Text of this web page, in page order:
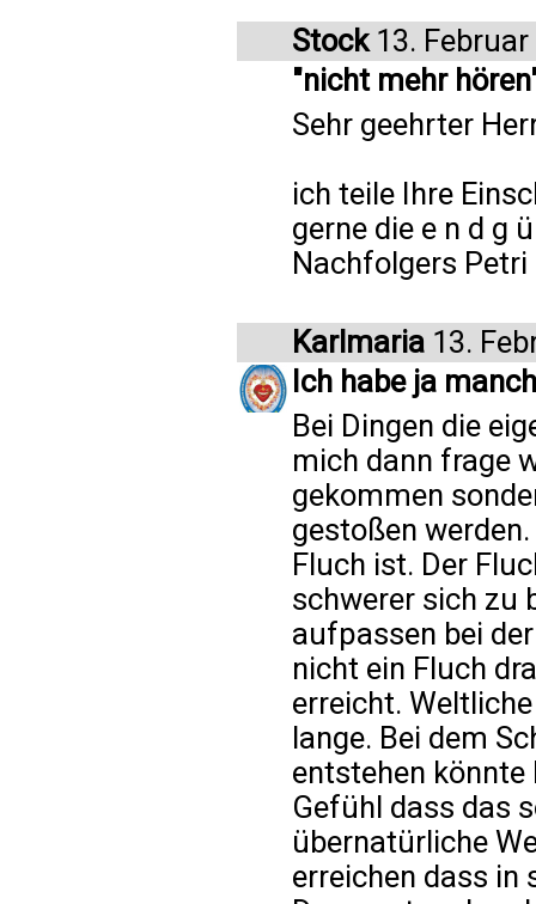
Stock13. Februar
"nicht mehr
Sehr geehrter
ich teile Ihre
gerne die e n d g
Nachfolgers Petri
Karlmaria 13.
Ich habe ja
Bei Dingen die
mich dann frage
gekommen
gestoßen
Fluch ist. Der
schwerer sich zu
aufpassen bei
nicht ein Fluch
erreicht.
lange. Bei dem
entstehen könnte
Gefühl dass das
übernatürliche
erreichen dass